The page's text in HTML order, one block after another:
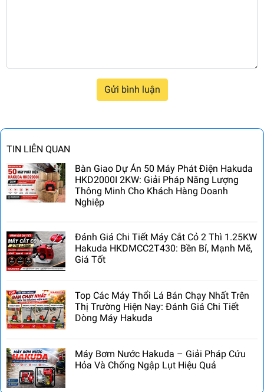
TIN LIÊN QUAN
Bàn Giao Dự Án 50 Máy Phát Điện Hakuda
HKD2000I 2KW: Giải Pháp Năng Lượng
Thông Minh Cho Khách Hàng Doanh
Nghiệp
Đánh Giá Chi Tiết Máy Cắt Cỏ 2 Thì 1.25KW
Hakuda HKDMCC2T430: Bền Bỉ, Mạnh Mẽ,
Giá Tốt
Top Các Máy Thổi Lá Bán Chạy Nhất Trên
Thị Trường Hiện Nay: Đánh Giá Chi Tiết
Dòng Máy Hakuda
Máy Bơm Nước Hakuda – Giải Pháp Cứu
Hỏa Và Chống Ngập Lụt Hiệu Quả
Gửi bình luận